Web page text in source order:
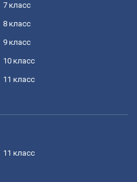
7 класс
8 класс
9 класс
10 класс
11 класс
11 класс